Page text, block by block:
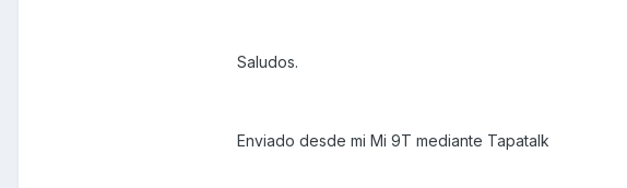
Saludos.
Enviado desde mi Mi 9T mediante Tapatalk